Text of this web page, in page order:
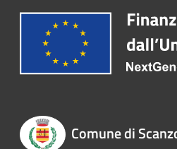
Comune di